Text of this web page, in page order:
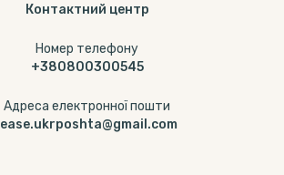
Контактний центр
Номер телефону
+380800300545
Адреса електронної пошти
lease.ukrposhta@gmail.com